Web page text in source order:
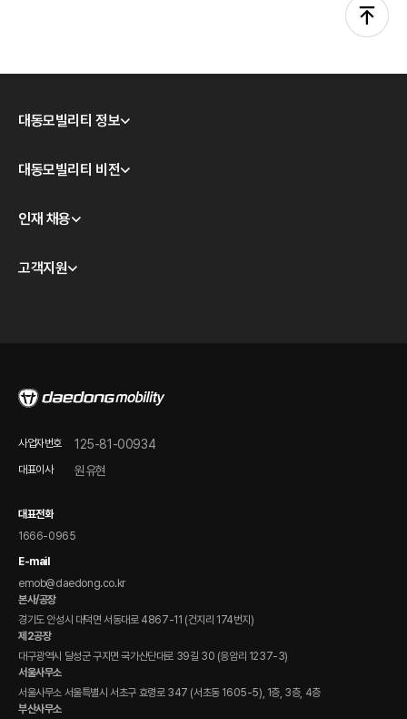
대동모빌리티 정보
회사소개
경영이념
대동모빌리티 비전
모빌리티 테크놀로지
인재 채용
채용 안내
고객지원
FAQ
제품 자료 다운로드
사업자번호 125-81-00934
대표이사 원유현
대표전화
1666-0965
E-mail
emob@daedong.co.kr
본사/공장
경기도 안성시 대덕면 서동대로 4867-11 (건지리 174번지)
제2공장
대구광역시 달성군 구지면 국가산단대로 39길 30 (응암리 1237-3)
서울사무소
서울사무소 서울특별시 서초구 효령로 347 (서초동 1605-5), 1층, 3층, 4층
부산사무소